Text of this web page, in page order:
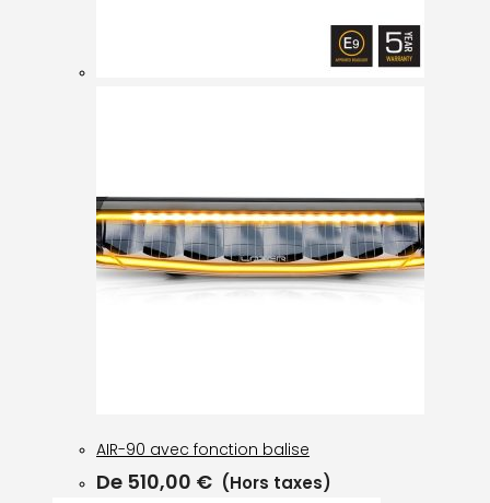
AIR-90 avec fonction balise
De 510,00 € (Hors taxes)